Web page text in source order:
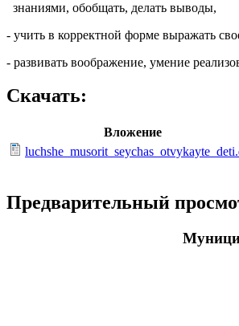
знаниями, обобщать, делать выводы,
- учить в корректной форме выражать
- развивать воображение, умение
Скачать:
Вложение
Предварительный